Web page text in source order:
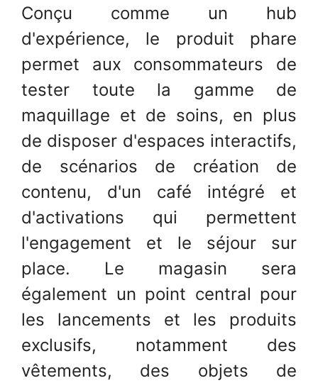
Conçu comme un hub
d'expérience, le produit phare
permet aux consommateurs de
tester toute la gamme de
maquillage et de soins, en plus
de disposer d'espaces interactifs,
de scénarios de création de
contenu, d'un café intégré et
d'activations qui permettent
l'engagement et le séjour sur
place. Le magasin sera
également un point central pour
les lancements et les produits
exclusifs, notamment des
vêtements, des objets de